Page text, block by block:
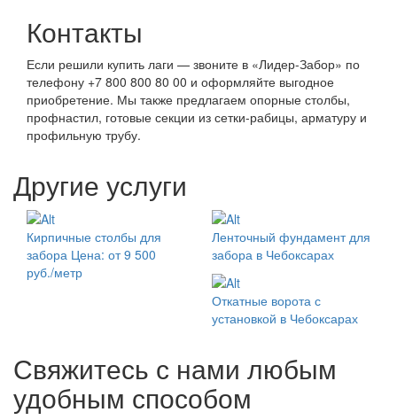
Контакты
Если решили купить лаги — звоните в «Лидер-Забор» по
телефону +7 800 800 80 00 и оформляйте выгодное
приобретение. Мы также предлагаем опорные столбы,
профнастил, готовые секции из сетки-рабицы, арматуру и
профильную трубу.
Другие услуги
Кирпичные столбы для
забора Цена: от 9 500
руб./метр
Ленточный фундамент для
забора в Чебоксарах
Откатные ворота с
установкой в Чебоксарах
Свяжитесь с нами любым
удобным способом